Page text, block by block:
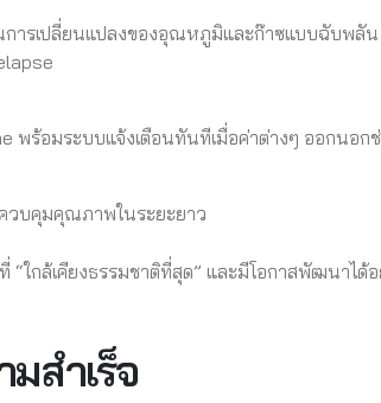
ารเปลี่ยนแปลงของอุณหภูมิและก๊าซแบบฉับพลัน
ร้อมระบบแจ้งเตือนทันทีเมื่อค่าต่างๆ ออกนอก
วบคุมคุณภาพในระยะยาว
“ใกล้เคียงธรรมชาติที่สุด” และมีโอกาสพัฒนาไ
มสำเร็จ